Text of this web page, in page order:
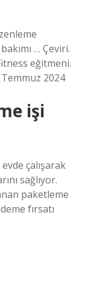
… Çeviri.
eğitmeni.
2024
işi
çalışarak
sağlıyor.
paketleme
fırsatı